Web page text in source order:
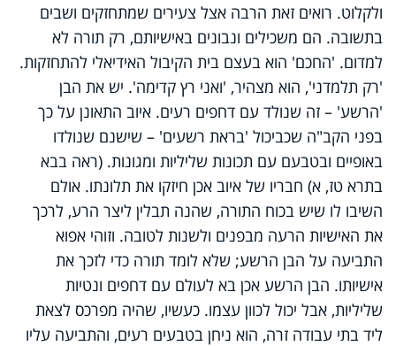
ולקלוט. רואים זאת הרבה אצל צעירים שמתחזקים ושבים
בתשובה. הם משכילים ונבונים באישיותם, רק תורה לא
למדום. 'החכם' הוא בעצם בית הקיבול האידיאלי להתחזקות.
'רק תלמדני', הוא מצהיר, 'ואני רץ קדימה'. יש את הבן
'הרשע' – זה שנולד עם דחפים רעים. איוב התאונן על כך
בפני הקב"ה שכביכול 'בראת רשעים' – שישנם שנולדו
באופיים ובטבעם עם תכונות שליליות ומגונות. (ראה בבא
בתרא טז, א) חבריו של איוב אכן חיזקו את תלונתו. אולם
השיבו לו שיש בכוח התורה, שהנה תבלין ליצר הרע, לרכך
את האישיות הרעה מבפנים ולשנות לטובה. וזוהי אפוא
התביעה על הבן הרשע; שלא לומד תורה כדי לזכך את
אישיותו. הבן הרשע אכן בא לעולם עם דחפים ונטיות
שליליות, אבל יכול לכוון עצמו. כעשיו, שהיה מפרכס לצאת
ליד בתי עבודה זרה, הוא ניחן בטבעים רעים, והתביעה עליו